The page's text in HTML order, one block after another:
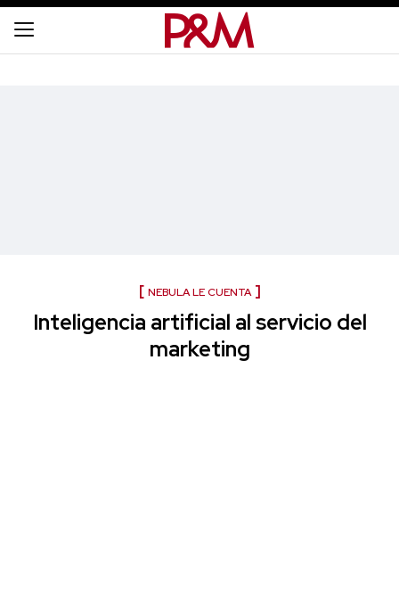
NEBULA LE CUENTA
Inteligencia artificial al servicio del
marketing